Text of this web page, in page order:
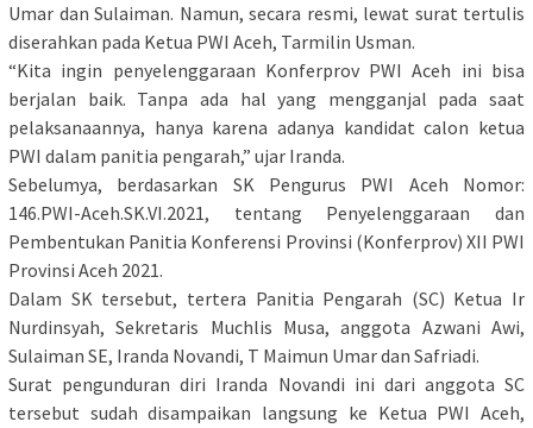
Umar dan Sulaiman. Namun, secara resmi, lewat surat tertulis
diserahkan pada Ketua PWI Aceh, Tarmilin Usman.
“Kita ingin penyelenggaraan Konferprov PWI Aceh ini bisa
berjalan baik. Tanpa ada hal yang mengganjal pada saat
pelaksanaannya, hanya karena adanya kandidat calon ketua
PWI dalam panitia pengarah,” ujar Iranda.
Sebelumya, berdasarkan SK Pengurus PWI Aceh Nomor:
146.PWI-Aceh.SK.VI.2021, tentang Penyelenggaraan dan
Pembentukan Panitia Konferensi Provinsi (Konferprov) XII PWI
Provinsi Aceh 2021.
Dalam SK tersebut, tertera Panitia Pengarah (SC) Ketua Ir
Nurdinsyah, Sekretaris Muchlis Musa, anggota Azwani Awi,
Sulaiman SE, Iranda Novandi, T Maimun Umar dan Safriadi.
Surat pengunduran diri Iranda Novandi ini dari anggota SC
tersebut sudah disampaikan langsung ke Ketua PWI Aceh,